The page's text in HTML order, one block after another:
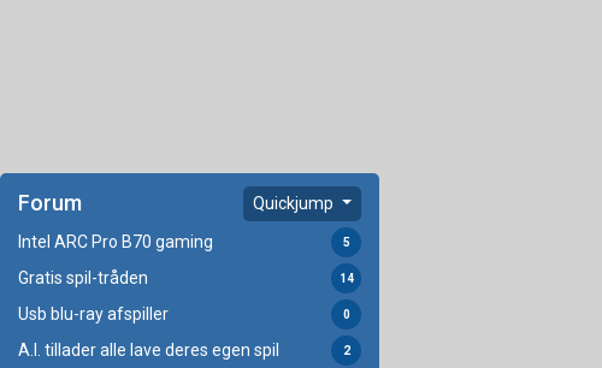
Forum Quickjump
Intel ARC Pro B70 gaming 5
Gratis spil-tråden 14
Usb blu-ray afspiller 0
A.I. tillader alle lave deres egen spil 2